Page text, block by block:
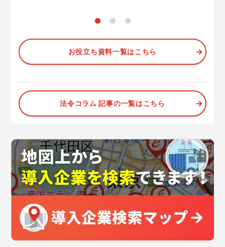
お役立ち資料一覧はこちら
法令コラム 記事の一覧はこちら